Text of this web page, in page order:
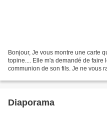
Bonjour, Je vous montre une carte
topine.... Elle m'a demandé de faire
communion de son fils. Je ne vous
Diaporama